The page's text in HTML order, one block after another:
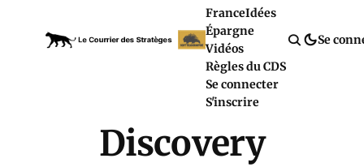
FranceIdées
Épargne
Vidéos
Règles du CDS
Se connecter
S'inscrire
Se
Discovery